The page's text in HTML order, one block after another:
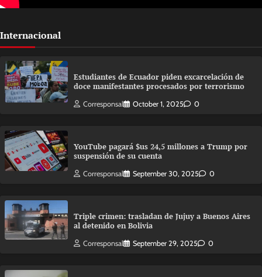
Internacional
Estudiantes de Ecuador piden excarcelación de
doce manifestantes procesados por terrorismo
Corresponsal October 1, 2025 0
YouTube pagará $us 24,5 millones a Trump por
suspensión de su cuenta
Corresponsal September 30, 2025 0
Triple crimen: trasladan de Jujuy a Buenos Aires
al detenido en Bolivia
Corresponsal September 29, 2025 0